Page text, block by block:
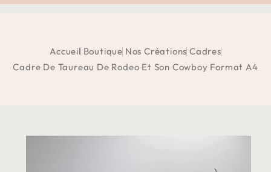
Accueil Boutique Nos Créations Cadres
Cadre De Taureau De Rodeo Et Son Cowboy Format A4